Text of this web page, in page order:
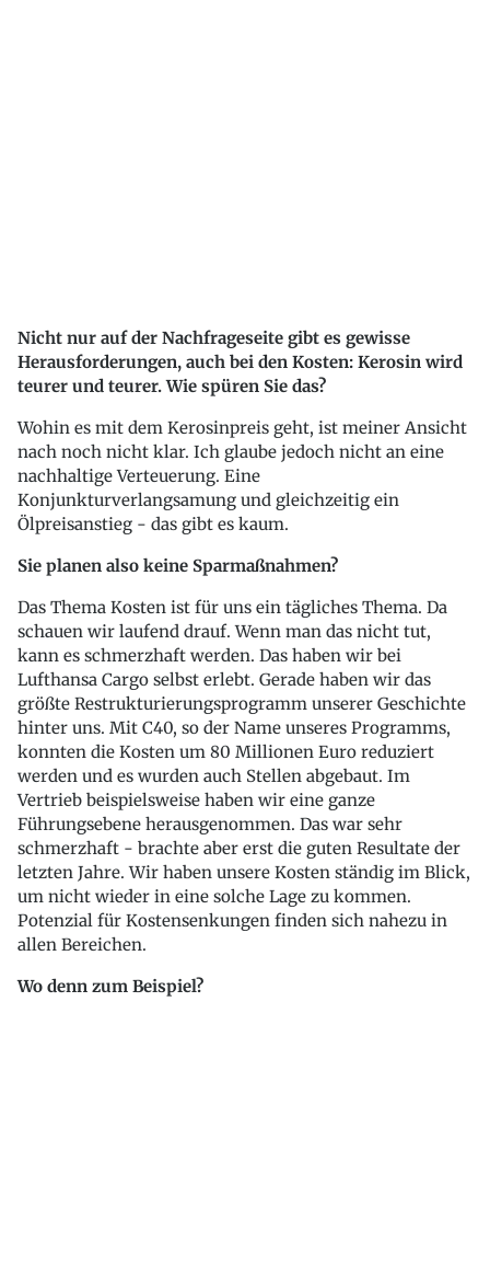
Nicht nur auf der Nachfrageseite gibt es gewisse
Herausforderungen, auch bei den Kosten: Kerosin wird
teurer und teurer. Wie spüren Sie das?
Wohin es mit dem Kerosinpreis geht, ist meiner Ansicht
nach noch nicht klar. Ich glaube jedoch nicht an eine
nachhaltige Verteuerung. Eine
Konjunkturverlangsamung und gleichzeitig ein
Ölpreisanstieg - das gibt es kaum.
Sie planen also keine Sparmaßnahmen?
Das Thema Kosten ist für uns ein tägliches Thema. Da
schauen wir laufend drauf. Wenn man das nicht tut,
kann es schmerzhaft werden. Das haben wir bei
Lufthansa Cargo selbst erlebt. Gerade haben wir das
größte Restrukturierungsprogramm unserer Geschichte
hinter uns. Mit C40, so der Name unseres Programms,
konnten die Kosten um 80 Millionen Euro reduziert
werden und es wurden auch Stellen abgebaut. Im
Vertrieb beispielsweise haben wir eine ganze
Führungsebene herausgenommen. Das war sehr
schmerzhaft - brachte aber erst die guten Resultate der
letzten Jahre. Wir haben unsere Kosten ständig im Blick,
um nicht wieder in eine solche Lage zu kommen.
Potenzial für Kostensenkungen finden sich nahezu in
allen Bereichen.
Wo denn zum Beispiel?